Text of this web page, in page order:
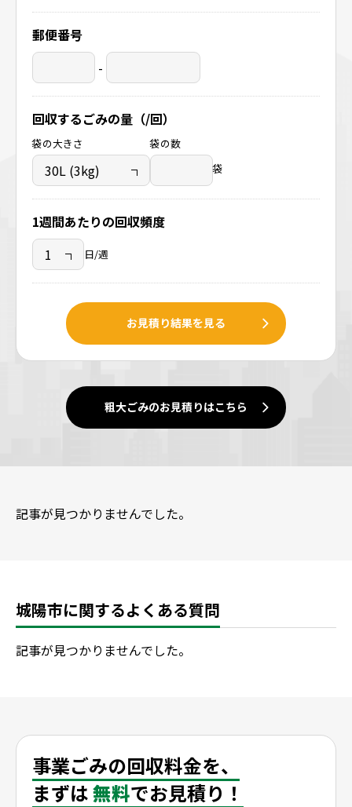
郵便番号
-
回収するごみの量（/回）
袋の大きさ
袋の数
袋
1週間あたりの回収頻度
日/週
お見積り結果を見る
粗大ごみのお見積りはこちら
記事が見つかりませんでした。
城陽市に関するよくある質問
記事が見つかりませんでした。
事業ごみの回収料金を、
まずは無料でお見積り！